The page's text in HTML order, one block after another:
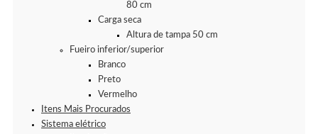
80 cm
Carga seca
Altura de tampa 50 cm
Fueiro inferior/superior
Branco
Preto
Vermelho
Itens Mais Procurados
Sistema elétrico